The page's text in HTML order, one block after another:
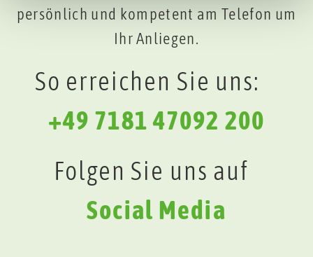
persönlich und kompetent am Telefon um
Ihr Anliegen.
So erreichen Sie uns:
+49 7181 47092 200
Folgen Sie uns auf
Social Media